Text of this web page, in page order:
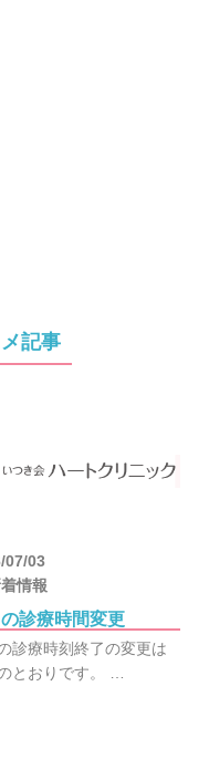
記事
07/03
情報
の診療時間変更
診療時刻終了の変更は
とおりです。 …